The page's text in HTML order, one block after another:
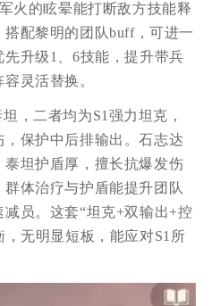
火的眩晕能打断敌方技能释
配黎明的团队buff，可进一
升级1、6技能，提升带兵
灵活替换。
，二者均为S1强力坦克，
保护中后排输出。石志达
坦护盾厚，擅长抗爆发伤
体治疗与护盾能提升团队
员。这套“坦克+双输出+控
无明显短板，能应对S1所